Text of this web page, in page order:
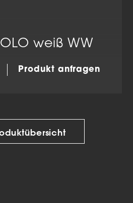
weiß WW
Produkt anfragen